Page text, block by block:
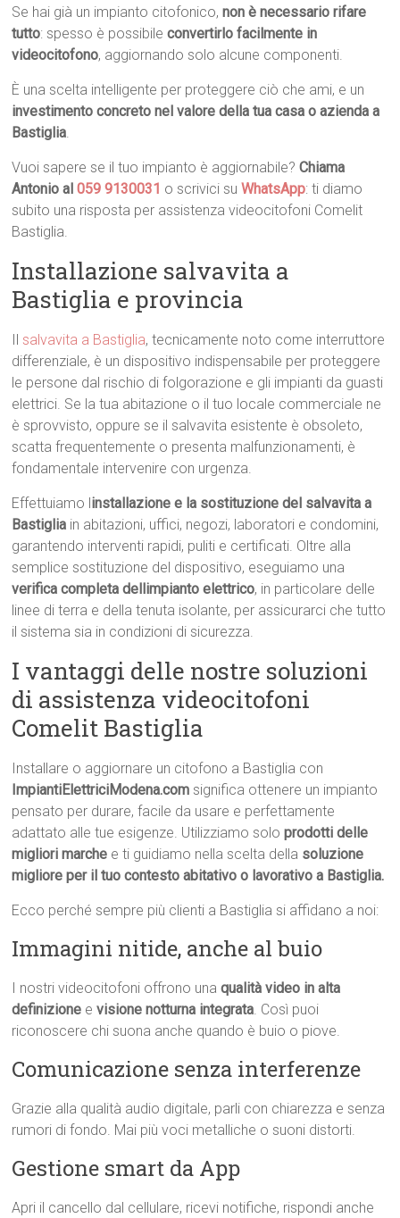
Se hai già un impianto citofonico,non è necessario rifare
tutto: spesso è possibileconvertirlo facilmente in
videocitofono, aggiornando solo alcune componenti.
È una scelta intelligente per proteggere ciò che ami, e un
investimento concreto nel valore della tua casa o azienda a
Bastiglia.
Vuoi sapere se il tuo impianto è aggiornabile?Chiama
Antonio al059 9130031 o scrivici suWhatsApp: ti diamo
subito una risposta per assistenza videocitofoni Comelit
Bastiglia.
Installazione salvavita a
Bastiglia e provincia
salvavita a Bastiglia, tecnicamente noto come interruttore
differenziale, è un dispositivo indispensabile per proteggere
le persone dal rischio di folgorazione e gli impianti da guasti
elettrici. Se la tua abitazione o il tuo locale commerciale ne
è sprovvisto, oppure se il salvavita esistente è obsoleto,
scatta frequentemente o presenta malfunzionamenti, è
fondamentale intervenire con urgenza.
Effettuiamo l installazione e la sostituzione del salvavita a
Bastiglia in abitazioni, uffici, negozi, laboratori e condomini,
garantendo interventi rapidi, puliti e certificati. Oltre alla
semplice sostituzione del dispositivo, eseguiamo una
verifica completa dellimpianto elettrico, in particolare delle
linee di terra e della tenuta isolante, per assicurarci che tutto
il sistema sia in condizioni di sicurezza.
I vantaggi delle nostre soluzioni
di assistenza videocitofoni
Comelit Bastiglia
Installare o aggiornare un citofono a Bastiglia con
ImpiantiElettriciModena.com significa ottenere un impianto
pensato per durare, facile da usare e perfettamente
adattato alle tue esigenze. Utilizziamo soloprodotti delle
migliori marche e ti guidiamo nella scelta della soluzione
migliore per il tuo contesto abitativo o lavorativo a Bastiglia.
Ecco perché sempre più clienti a Bastiglia si affidano a noi:
Immagini nitide, anche al buio
I nostri videocitofoni offrono unaqualità video in alta
definizione evisione notturna integrata. Così puoi
riconoscere chi suona anche quando è buio o piove.
Comunicazione senza interferenze
Grazie alla qualità audio digitale, parli con chiarezza e senza
rumori di fondo. Mai più voci metalliche o suoni distorti.
Gestione smart da App
Apri il cancello dal cellulare, ricevi notifiche, rispondi anche